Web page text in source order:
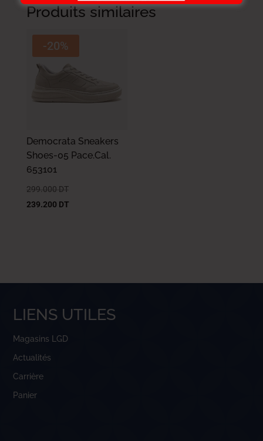
Produits similaires
-20%
Democrata Sneakers
Shoes-05 Pace.Cal.
653101
299.000 DT
239.200 DT
LIENS UTILES
Magasins LGD
Actualités
Carrière
Panier